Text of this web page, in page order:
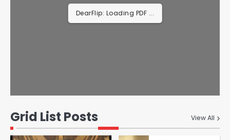
DearFlip: Loading PDF 2% ...
Grid List Posts View All